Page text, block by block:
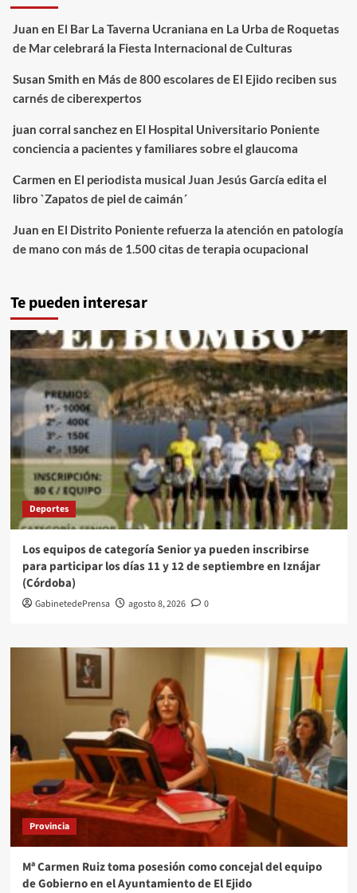
Juan en El Bar La Taverna Ucraniana en La Urba de Roquetas
de Mar celebrará la Fiesta Internacional de Culturas
Susan Smith en Más de 800 escolares de El Ejido reciben sus
carnés de ciberexpertos
juan corral sanchezen El Hospital Universitario Poniente
conciencia a pacientes y familiares sobre el glaucoma
Carmen en El periodista musical Juan Jesús García edita el
libro `Zapatos de piel de caimán´
Juan en El Distrito Poniente refuerza la atención en patología
de mano con más de 1.500 citas de terapia ocupacional
Te pueden interesar
Deportes
Los equipos de categoría Senior ya pueden inscribirse
para participar los días 11 y 12 de septiembre en Iznájar
(Córdoba)
GabinetedePrensa agosto 8, 2026 0
Provincia
Mª Carmen Ruiz toma posesión como concejal del equipo
de Gobierno en el Ayuntamiento de El Ejido